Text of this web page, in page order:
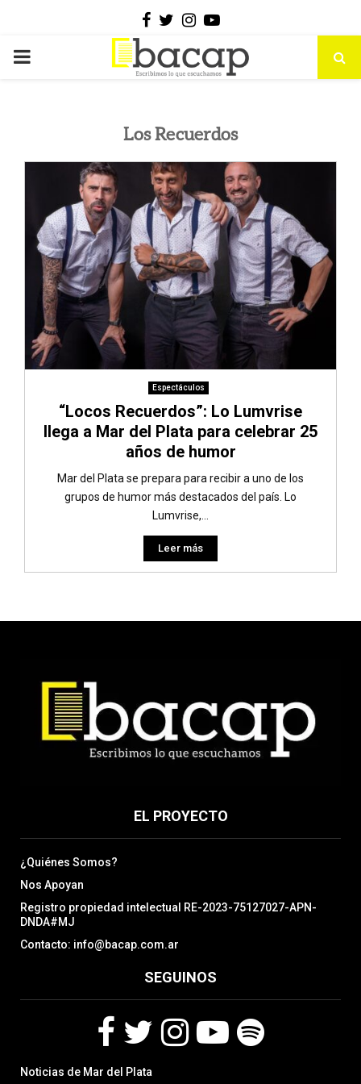
Facebook
Twitter
Instagram
Youtube
PRIMARY
Los Recuerdos
Espectáculos
“Locos Recuerdos”: Lo Lumvrise
llega a Mar del Plata para celebrar 25
años de humor
Mar del Plata se prepara para recibir a uno de los
grupos de humor más destacados del país. Lo
Lumvrise,...
Leer más
EL PROYECTO
¿Quiénes Somos?
Nos Apoyan
Registro propiedad intelectual RE-2023-75127027-APN-
DNDA#MJ
Contacto: info@bacap.com.ar
SEGUINOS
a
w
Noticias de Mar del Plata